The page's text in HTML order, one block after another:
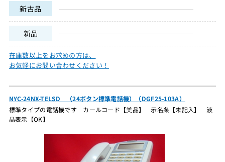
新古品
新品
在庫数以上をお求めの方は、
お気軽にお問い合わせください！
NYC-24NX-TELSD （24ボタン標準電話機）（DGF25-103A）
標準タイプの電話機です カールコード【美品】 示名条【未記入】 液
晶表示【OK】